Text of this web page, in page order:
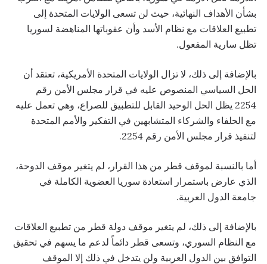
بشأن الأهداف النهائية، حيث لن تسعى الولايات المتحدة إلى
تطبيع العلاقات مع نظام الأسد وأن عقوباتها المناهضة لسوريا
تظل سارية المفعول.
بالإضافة إلى ذلك، لا تزال الولايات المتحدة الأمريكية، تعتقد أن
الحل السياسي المنصوص عليه في قرار مجلس الأمن رقم
2254 يظل الحل الوحيد القابل للتطبيق للصراع، وهي تعمل عليه
مع الحلفاء والشركاء المتشابهين في التفكير والأمم المتحدة
لتنفيذ قرار مجلس الأمن رقم 2254.
أما بالنسبة لموقف قطر من هذا القرار، لم يتغير موقف الدوحة،
الذي عارض باستمرار استعادة سوريا العضوية الكاملة في
جامعة الدول العربية.
بالإضافة إلى ذلك، لم يتغير موقف دولة قطر من تطبيع العلاقات
مع النظام السوري، وتسعى قطر دائماً لدعم ما يسهم في تحقيق
التوافق بين الدول العربية ولن يتدخل في ذلك إلا الموقف